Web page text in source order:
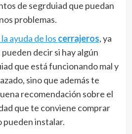
de segrduiad que puedan
problemas.
ayuda de los cerrajeros, ya
decir si hay algún
que está funcionando mal y
sino que además te
recomendación sobre el
que te conviene comprar
pueden instalar.